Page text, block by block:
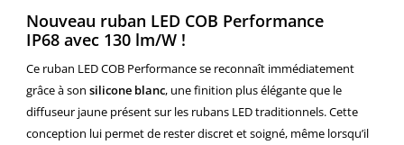
Nouveau ruban LED COB Performance
IP68 avec 130 lm/W !
Ce ruban LED COB Performance se reconnaît immédiatement
grâce à son silicone blanc, une finition plus élégante que le
diffuseur jaune présent sur les rubans LED traditionnels. Cette
conception lui permet de rester discret et soigné, même lorsqu’il